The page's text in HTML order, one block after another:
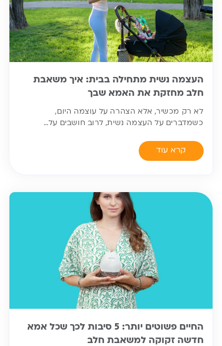
העצמה נשית מתחילה בבית: איך משאבת
חלב מחזקת את האמא שבך
לא רק מכשיר, אלא הצהרה על עוצמה היום,
כשמדברים על העצמה נשית, לרוב חושבים על…
קרא עוד
החיים פשוטים יותר: 5 סיבות לכך שכל אמא
חדשה זקוקה למשאבת חלב